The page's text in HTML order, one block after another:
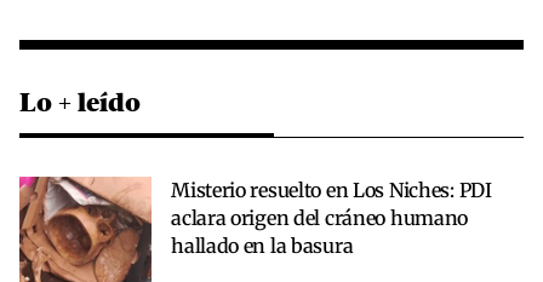
Lo + leído
Misterio resuelto en Los Niches: PDI
aclara origen del cráneo humano
hallado en la basura